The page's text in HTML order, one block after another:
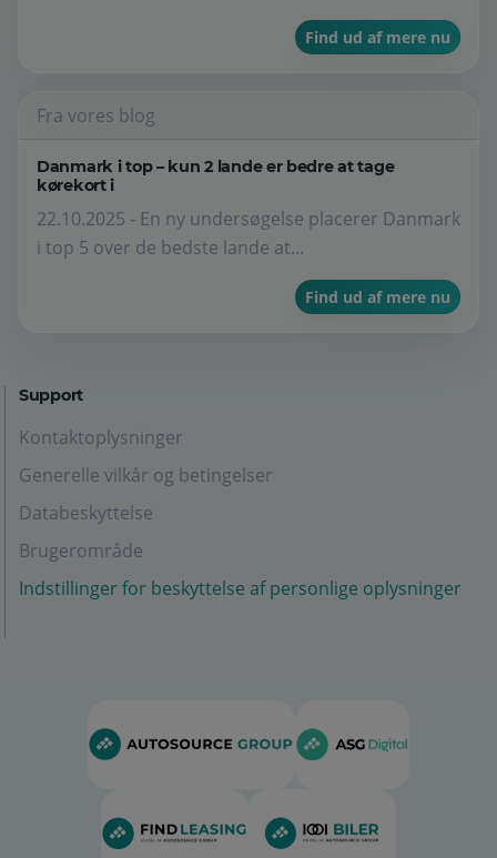
Find ud af mere nu
Fra vores blog
Danmark i top – kun 2 lande er bedre at tage
kørekort i
22.10.2025 - En ny undersøgelse placerer Danmark
i top 5 over de bedste lande at...
Find ud af mere nu
Support
Kontaktoplysninger
Generelle vilkår og betingelser
Databeskyttelse
Brugerområde
Indstillinger for beskyttelse af personlige oplysninger